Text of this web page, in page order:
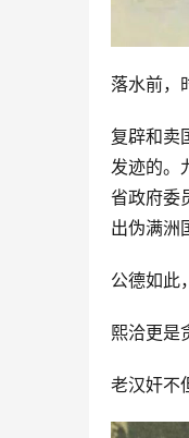
落水前，
复辟和卖
发迹的。
省政府委
出伪满洲
公德如此
熙洽更是
老汉奸不